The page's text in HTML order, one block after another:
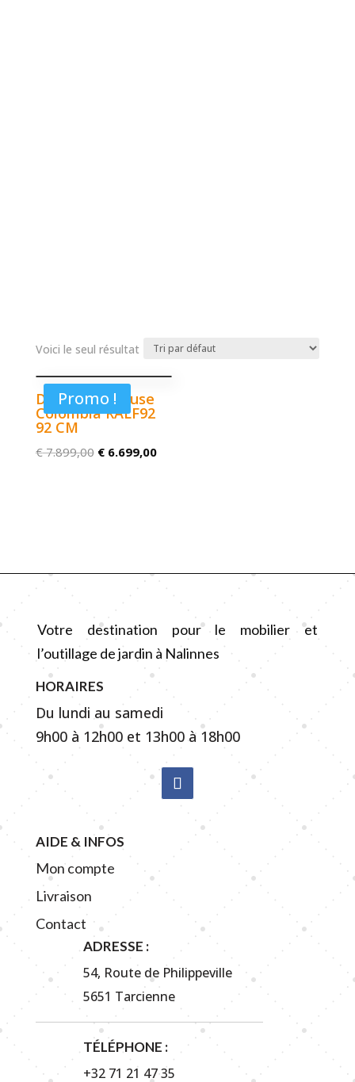
Voici le seul résultat
Promo !
Débroussailleuse
Colombia RALF92
92 CM
€7.899,00 Le
€6.699,00Le
Votre destination pour le mobilier et
l’outillage de jardin à Nalinnes
HORAIRES
Du lundi au samedi
9h00 à 12h00 et 13h00 à 18h00
AIDE & INFOS
Mon compte
Livraison
Contact
ADRESSE :
54, Route de Philippeville
5651 Tarcienne
TÉLÉPHONE :
+32 71 21 47 35